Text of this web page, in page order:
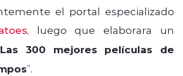
el portal especializado
, luego que elaborara un
Las 300 mejores películas de
”.